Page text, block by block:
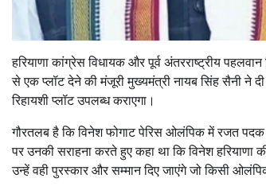
हरियाणा कांग्रेस विधायक और पूर्व अंतरराष्ट्रीय
से एक प्लॉट देने की मंजूरी मुख्यमंत्री नायब सिंह सैनी ने
रिहायशी प्लॉट उपलब्ध कराएगा।
गौरतलब है कि विनेश फोगाट पेरिस ओलंपिक में रजत
पर उनकी सराहना करते हुए कहा था कि विनेश
उन्हें वही पुरस्कार और सम्मान दिए जाएंगे जो किसी